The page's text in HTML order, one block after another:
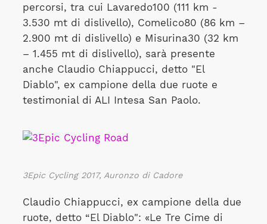
percorsi, tra cui Lavaredo100 (111 km -
3.530 mt di dislivello), Comelico80 (86 km –
2.900 mt di dislivello) e Misurina30 (32 km
– 1.455 mt di dislivello), sarà presente
anche Claudio Chiappucci, detto "El
Diablo", ex campione della due ruote e
testimonial di ALI Intesa San Paolo.
3Epic Cycling 2017, Auronzo di Cadore
Claudio Chiappucci, ex campione della due
ruote, detto “El Diablo": «Le Tre Cime di